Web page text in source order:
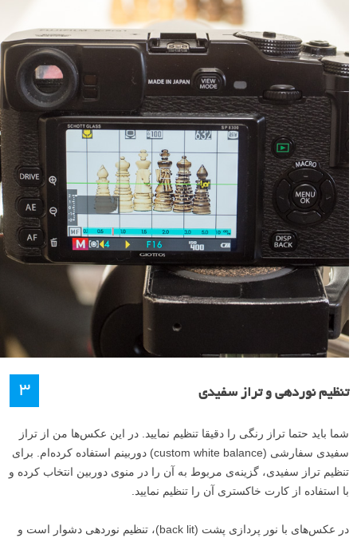
۳ تنظیم نوردهی و تراز سفیدی
شما باید حتما تراز رنگی را دقیقا تنظیم نمایید. در این عکس‌ها من از تراز
سفیدی سفارشی (custom white balance) دوربینم استفاده کرده‌ام. برای
تنظیم تراز سفیدی، گزینه‌ی مربوط به آن را در منوی دوربین انتخاب کرده و
با استفاده از کارت خاکستری آن را تنظیم نمایید.
در عکس‌های با نور پردازی‌ پشت (back lit)، تنظیم نوردهی دشوار است و